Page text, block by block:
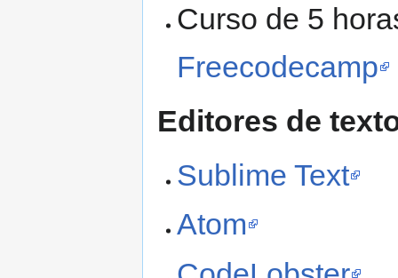
Curso de 5
Freecodecamp
Editores de
Sublime Text
Atom